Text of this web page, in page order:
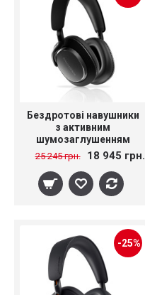
Бездротові навушники
з активним
шумозаглушенням
Bowers & Wilkins Px7 S3
25 245 грн. 18 945 грн.
-25%